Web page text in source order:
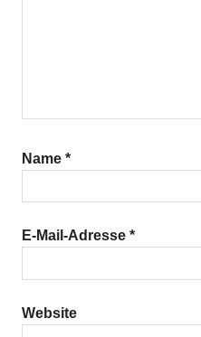
Name *
E-Mail-Adresse *
Website